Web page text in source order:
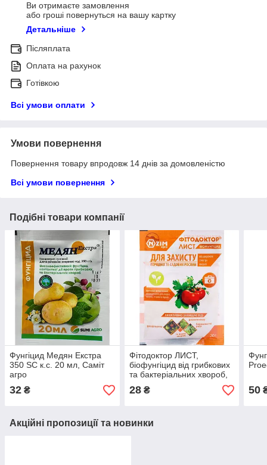
Ви отримаєте замовлення
або гроші повернуться на вашу картку
Детальніше
Післяплата
Оплата на рахунок
Готівкою
Всі умови оплати
Умови повернення
Повернення товару впродовж 14 днів за домовленістю
Всі умови повернення
Подібні товари компанії
Фунгіцид Медян Екстра
350 SC к.с. 20 мл, Саміт
агро
32 ₴
Фітодоктор ЛИСТ,
біофунгіцид від грибкових
та бактеріальних хвороб,
28₴ 50
Акційні пропозиції та новинки